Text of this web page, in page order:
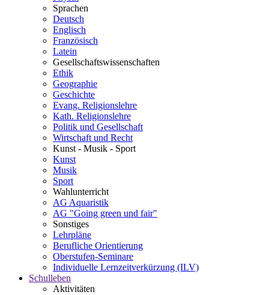
Sprachen
Deutsch
Englisch
Französisch
Latein
Gesellschaftswissenschaften
Ethik
Geographie
Geschichte
Evang. Religionslehre
Kath. Religionslehre
Politik und Gesellschaft
Wirtschaft und Recht
Kunst - Musik - Sport
Kunst
Musik
Sport
Wahlunterricht
AG Aquaristik
AG "Going green und fair"
Sonstiges
Lehrpläne
Berufliche Orientierung
Oberstufen-Seminare
Individuelle Lernzeitverkürzung (ILV)
Schulleben
Aktivitäten